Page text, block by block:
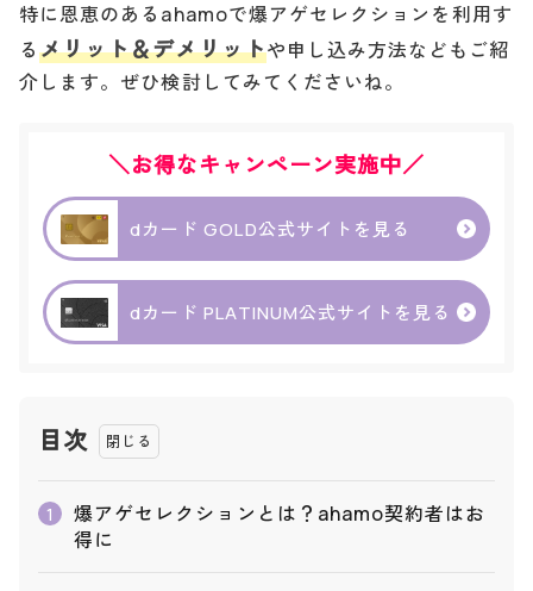
特に恩恵のあるahamoで爆アゲセレクションを利用す
るメリット＆デメリットや申し込み方法などもご紹
介します。ぜひ検討してみてくださいね。
＼お得なキャンペーン実施中／
dカード GOLD公式サイトを見る
dカード PLATINUM公式サイトを見る
目次
1
爆アゲセレクションとは？ahamo契約者はお
得に